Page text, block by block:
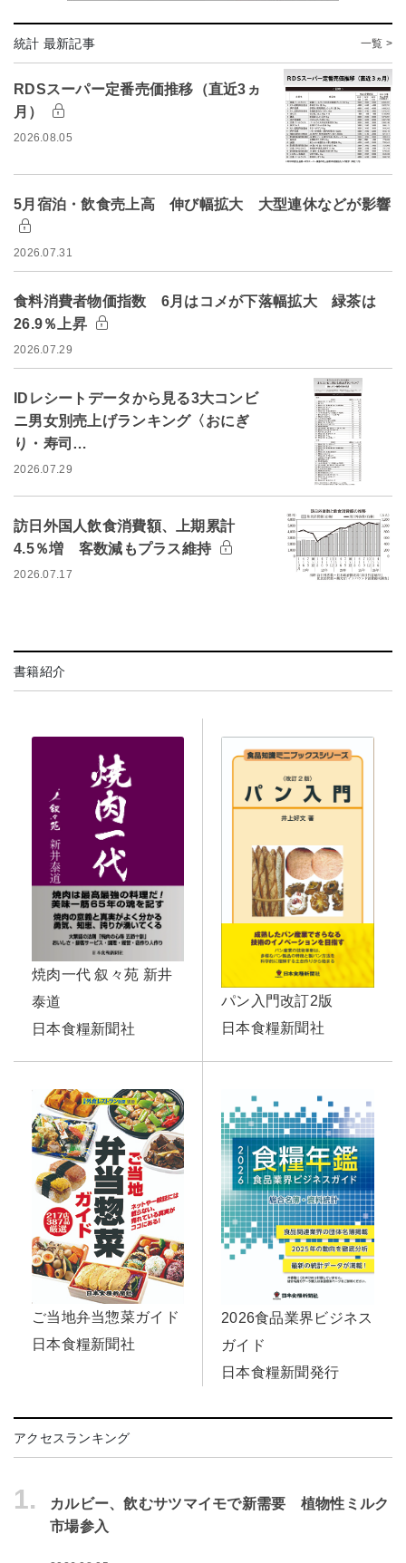
統計 最新記事 一覧 >
RDSスーパー定番売価推移（直近3ヵ
月）
2026.08.05
5月宿泊・飲食売上高 伸び幅拡大 大型連休などが影響
2026.07.31
食料消費者物価指数 6月はコメが下落幅拡大 緑茶は
26.9％上昇
2026.07.29
IDレシートデータから見る3大コンビ
ニ男女別売上げランキング〈おにぎ
り・寿司…
2026.07.29
訪日外国人飲食消費額、上期累計
4.5％増 客数減もプラス維持
2026.07.17
書籍紹介
焼肉一代 叙々苑 新井
泰道
日本食糧新聞社
パン入門改訂2版
日本食糧新聞社
ご当地弁当惣菜ガイド
日本食糧新聞社
2026食品業界ビジネス
ガイド
日本食糧新聞発行
アクセスランキング
1.
カルビー、飲むサツマイモで新需要 植物性ミルク
市場参入